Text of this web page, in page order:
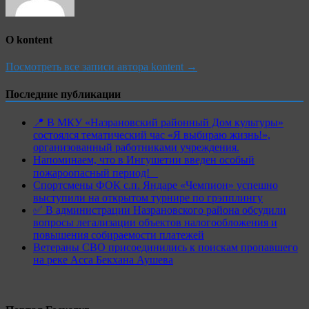
О kontent
Посмотреть все записи автора kontent →
Последние публикации
📍 В МКУ «Назрановский районный Дом культуры»
состоялся тематический час «Я выбираю жизнь!»,
организованный работниками учреждения.
Напоминаем, что в Ингушетии введен особый
пожароопасный период!⁣⁣⠀
Спортсмены ФОК с.п. Яндаре «Чемпион» успешно
выступили на открытом турнире по грэпплингу
✅ В администрации Назрановского района обсудили
вопросы легализации объектов налогообложения и
повышения собираемости платежей
Ветераны СВО присоединились к поискам пропавшего
на реке Асса Бекхана Аушева